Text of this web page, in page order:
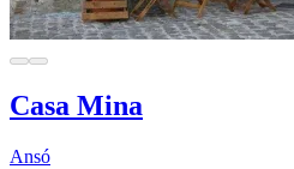
Casa Mina
Ansó